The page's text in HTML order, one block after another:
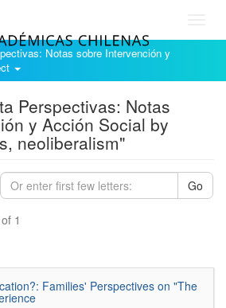
Notas sobre Intervención y
Perspectivas: Notas
y Acción Social by
neoliberalism"
Go
1
Families' Perspectives on "The